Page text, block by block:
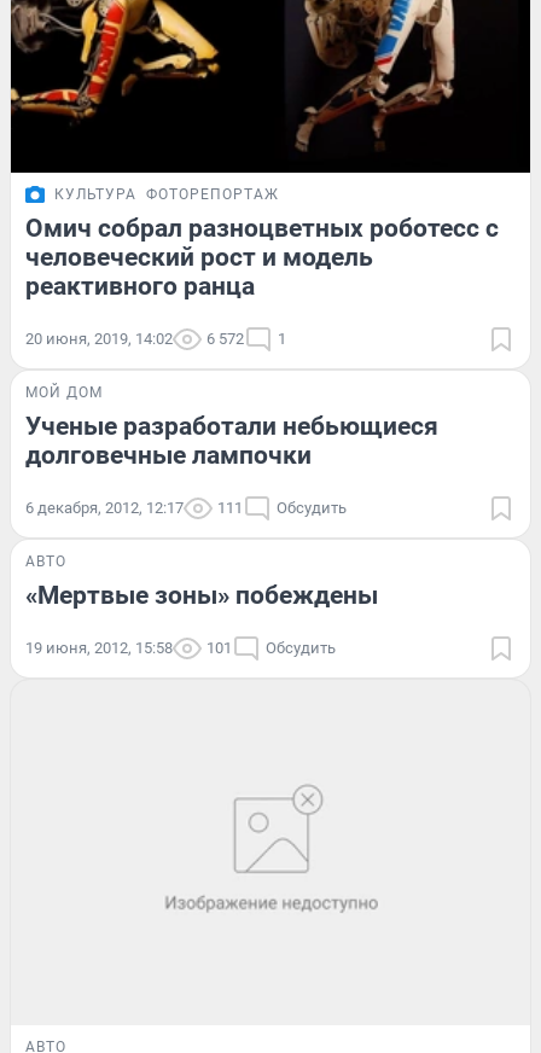
КУЛЬТУРА ФОТОРЕПОРТАЖ
Омич собрал разноцветных роботесс с
человеческий рост и модель
реактивного ранца
20 июня, 2019, 14:02 6 572 1
МОЙ ДОМ
Ученые разработали небьющиеся
долговечные лампочки
6 декабря, 2012, 12:17 111 Обсудить
АВТО
«Мертвые зоны» побеждены
19 июня, 2012, 15:58 101 Обсудить
АВТО